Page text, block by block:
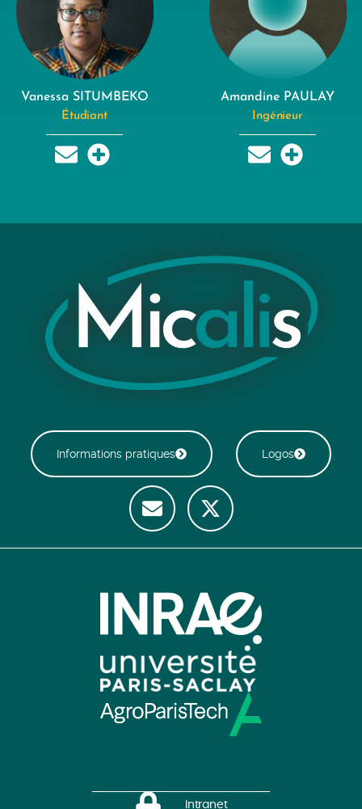
Vanessa SITUMBEKO
Étudiant
Amandine PAULAY
Ingénieur
Informations pratiques Logos
Intranet